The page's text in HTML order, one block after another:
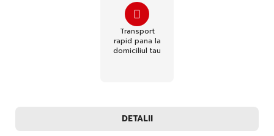
Transport
rapid pana la
domiciliul tau
DETALII